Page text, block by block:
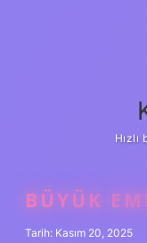
BÜYÜK
Tarih: Kasım 20, 2025